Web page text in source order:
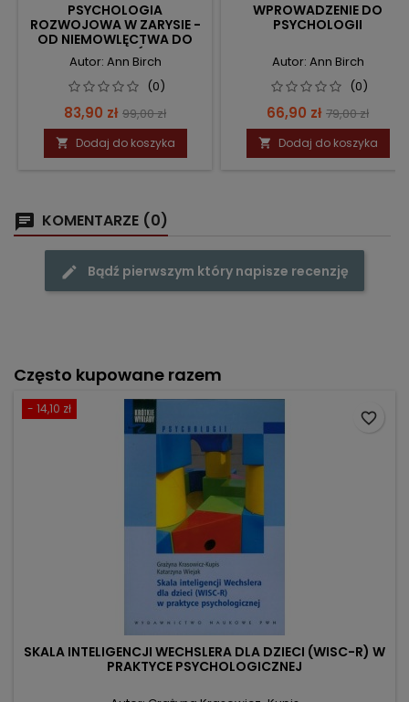
PSYCHOLOGIA
ROZWOJOWA W ZARYSIE -
OD NIEMOWLĘCTWA DO
DOROSŁOŚCI
Autor: Ann Birch
(0)
Cena
83,90 zł Cena
podstawowa
99,00 zł
 Dodaj do koszyka
WPROWADZENIE DO
PSYCHOLOGII
Autor: Ann Birch
(0)
Cena
66,90 zł Cena
79,00 zł
 Dodaj do koszyka
KOMENTARZE (0)
Bądź pierwszym który napisze recenzję
Często kupowane razem
- 14,10 zł
SKALA INTELIGENCJI WECHSLERA DLA DZIECI (WISC-R) W
PRAKTYCE PSYCHOLOGICZNEJ
favorite_border